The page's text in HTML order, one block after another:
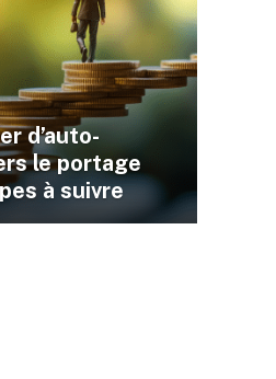
d’auto-
le portage
à suivre